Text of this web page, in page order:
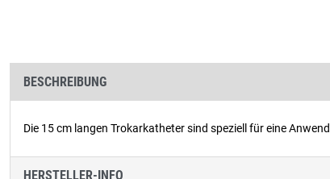
BESCHREIBUNG
Die 15 cm langen Trokarkatheter sind speziell für eine
HERSTELLER-INFO